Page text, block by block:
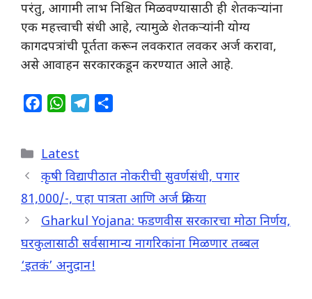
परंतु, आगामी लाभ निश्चित मिळवण्यासाठी ही शेतकऱ्यांना
एक महत्त्वाची संधी आहे, त्यामुळे शेतकऱ्यांनी योग्य
कागदपत्रांची पूर्तता करून लवकरात लवकर अर्ज करावा,
असे आवाहन सरकारकडून करण्यात आले आहे.
e
b
o
k
W
t
s
p
g
r
m
e
Categories
Latest
कृषी विद्यापीठात नोकरीची सुवर्णसंधी, पगार
81,000/-, पहा पात्रता आणि अर्ज प्रक्रिया
Gharkul Yojana: फडणवीस सरकारचा मोठा निर्णय,
घरकुलासाठी सर्वसामान्य नागरिकांना मिळणार तब्बल
‘इतकं’ अनुदान!